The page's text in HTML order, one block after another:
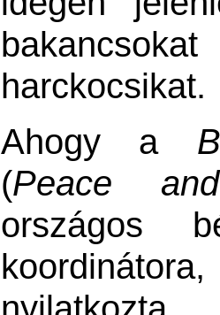
harckocsikat.
Ahogy a
(Peace
országos